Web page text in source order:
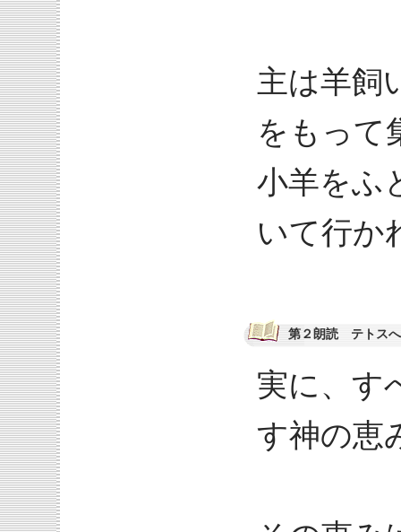
主は羊飼
をもって
小羊をふ
いて行か
第２朗読 テトス
実に、す
す神の恵